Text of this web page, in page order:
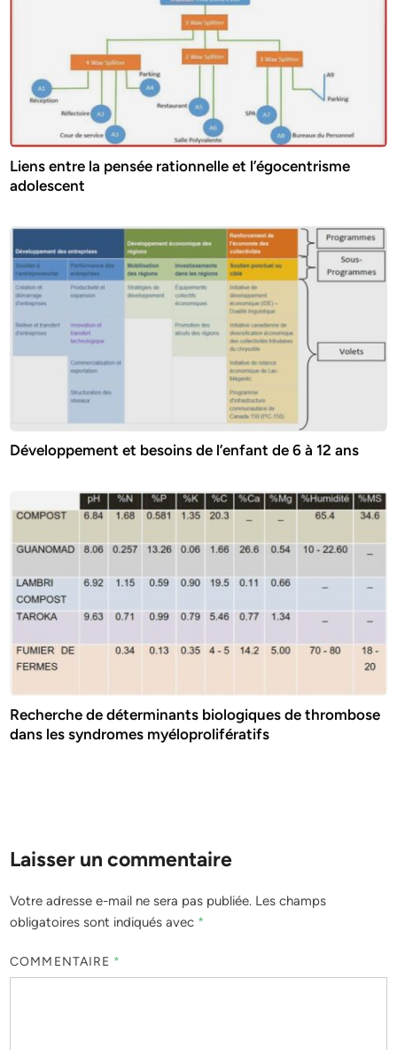
Liens entre la pensée rationnelle et l’égocentrisme
adolescent
Développement et besoins de l’enfant de 6 à 12 ans
Recherche de déterminants biologiques de thrombose
dans les syndromes myéloprolifératifs
Laisser un commentaire
Votre adresse e-mail ne sera pas publiée. Les champs
obligatoires sont indiqués avec *
COMMENTAIRE *